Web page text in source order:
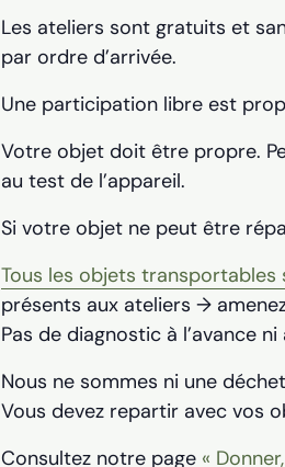
Les ateliers sont gratuits et
par ordre d’arrivée.
Une participation libre est
Votre objet doit être propre.
au test de l’appareil.
Si votre objet ne peut être
Tous les objets transportables
présents aux ateliers →
Pas de diagnostic à l’avance
Nous ne sommes ni une
Vous devez repartir avec vos
Consultez notre page «